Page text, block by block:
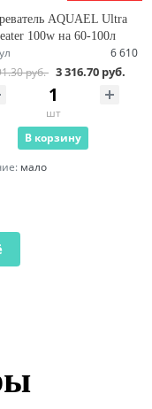
AQUAEL Ultra
100w на 60-100л
6 610
руб. 3 316.70 руб.
шт
В корзину
мало